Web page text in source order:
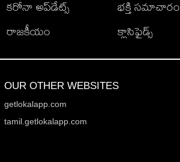
కరోనా అప్‌డేట్స్
రాజకీయం
భక్తి సమాచారం
క్లాసిఫైడ్స్
OUR OTHER WEBSITES
getlokalapp.com
tamil.getlokalapp.com